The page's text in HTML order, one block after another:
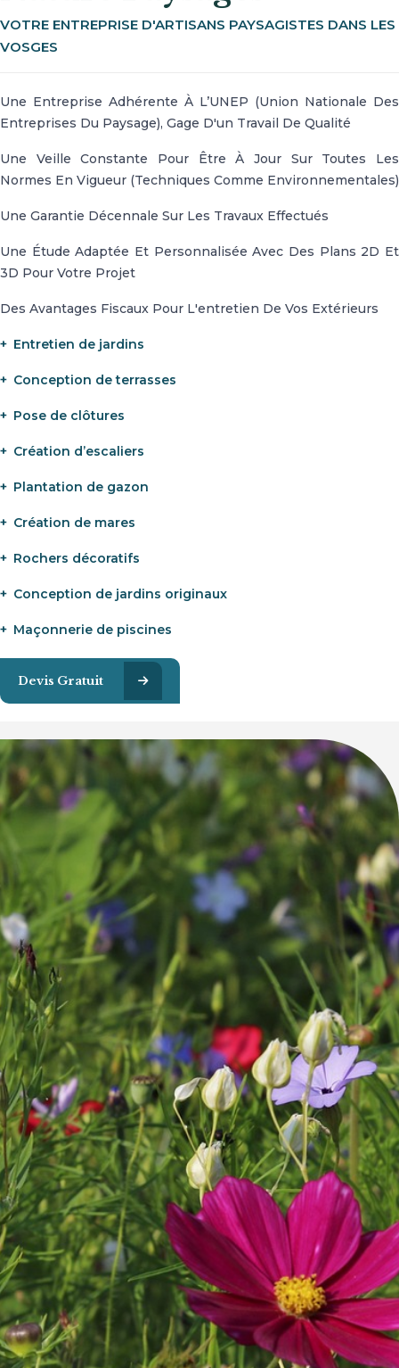
VOTRE ENTREPRISE D'ARTISANS PAYSAGISTES DANS LES
VOSGES
Une Entreprise Adhérente À L’UNEP (Union Nationale Des
Entreprises Du Paysage), Gage D'un Travail De Qualité
Une Veille Constante Pour Être À Jour Sur Toutes Les
Normes En Vigueur (techniques Comme Environnementales)
Une Garantie Décennale Sur Les Travaux Effectués
Une Étude Adaptée Et Personnalisée Avec Des Plans 2D Et
3D Pour Votre Projet
Des Avantages Fiscaux Pour L'entretien De Vos Extérieurs
Entretien de jardins
Conception de terrasses
Pose de clôtures
Création d’escaliers
Plantation de gazon
Création de mares
Rochers décoratifs
Conception de jardins originaux
Maçonnerie de piscines
Devis Gratuit